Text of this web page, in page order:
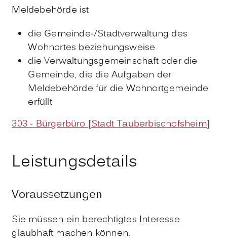
Meldebehörde ist
die Gemeinde-/Stadtverwaltung des
Wohnortes beziehungsweise
die Verwaltungsgemeinschaft oder die
Gemeinde, die die Aufgaben der
Meldebehörde für die Wohnortgemeinde
erfüllt
303 - Bürgerbüro [Stadt Tauberbischofsheim]
Leistungsdetails
Voraussetzungen
Sie müssen ein berechtigtes Interesse
glaubhaft machen können.